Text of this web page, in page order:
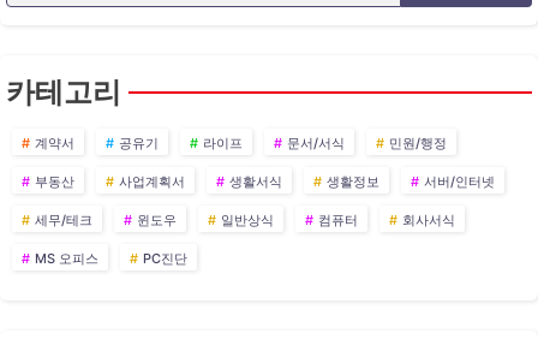
카테고리
계약서 공유기 라이프 문서/서식 민원/행정
부동산 사업계획서 생활서식 생활정보 서버/인터넷
세무/테크 윈도우 일반상식 컴퓨터 회사서식
MS 오피스 PC진단